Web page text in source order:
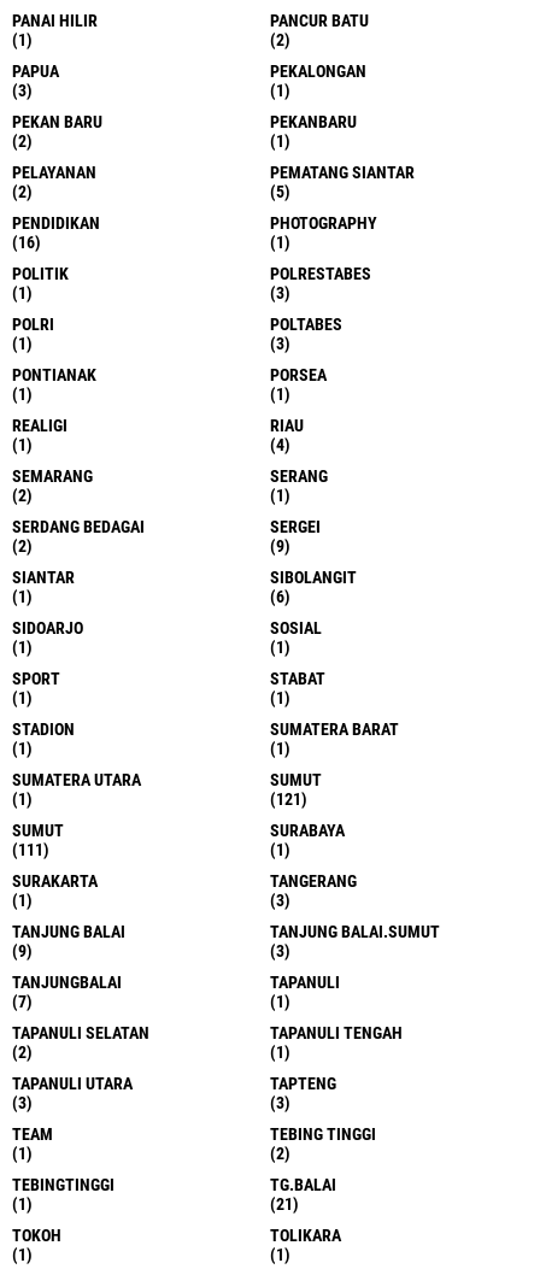
PANAI HILIR
(1)
PANCUR BATU
(2)
PAPUA
(3)
PEKALONGAN
(1)
PEKAN BARU
(2)
PEKANBARU
(1)
PELAYANAN
(2)
PEMATANG SIANTAR
(5)
PENDIDIKAN
(16)
PHOTOGRAPHY
(1)
POLITIK
(1)
POLRESTABES
(3)
POLRI
(1)
POLTABES
(3)
PONTIANAK
(1)
PORSEA
(1)
REALIGI
(1)
RIAU
(4)
SEMARANG
(2)
SERANG
(1)
SERDANG BEDAGAI
(2)
SERGEI
(9)
SIANTAR
(1)
SIBOLANGIT
(6)
SIDOARJO
(1)
SOSIAL
(1)
SPORT
(1)
STABAT
(1)
STADION
(1)
SUMATERA BARAT
(1)
SUMATERA UTARA
(1)
SUMUT
(121)
SUMUT
(111)
SURABAYA
(1)
SURAKARTA
(1)
TANGERANG
(3)
TANJUNG BALAI
(9)
TANJUNG BALAI.SUMUT
(3)
TANJUNGBALAI
(7)
TAPANULI
(1)
TAPANULI SELATAN
(2)
TAPANULI TENGAH
(1)
TAPANULI UTARA
(3)
TAPTENG
(3)
TEAM
(1)
TEBING TINGGI
(2)
TEBINGTINGGI
(1)
TG.BALAI
(21)
TOKOH
(1)
TOLIKARA
(1)